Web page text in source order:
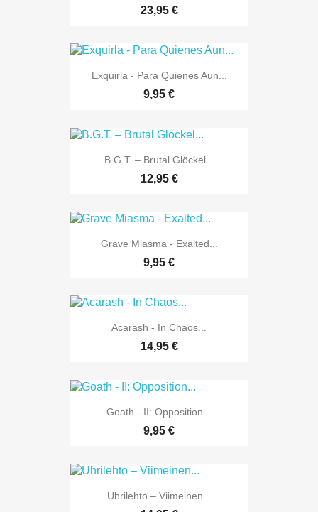
23,95 €
Exquirla - Para Quienes Aun...
9,95 €
B.G.T. ‎– Brutal Glöckel...
12,95 €
Grave Miasma - Exalted...
9,95 €
Acarash - In Chaos...
14,95 €
Goath - II: Opposition...
9,95 €
Uhrilehto – Viimeinen...